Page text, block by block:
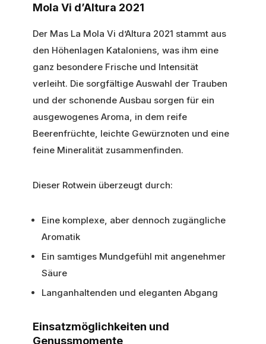
Mola Vi d’Altura 2021
Der Mas La Mola Vi d’Altura 2021 stammt aus
den Höhenlagen Kataloniens, was ihm eine
ganz besondere Frische und Intensität
verleiht. Die sorgfältige Auswahl der Trauben
und der schonende Ausbau sorgen für ein
ausgewogenes Aroma, in dem reife
Beerenfrüchte, leichte Gewürznoten und eine
feine Mineralität zusammenfinden.
Dieser Rotwein überzeugt durch:
Eine komplexe, aber dennoch zugängliche
Aromatik
Ein samtiges Mundgefühl mit angenehmer
Säure
Langanhaltenden und eleganten Abgang
Einsatzmöglichkeiten und
Genussmomente